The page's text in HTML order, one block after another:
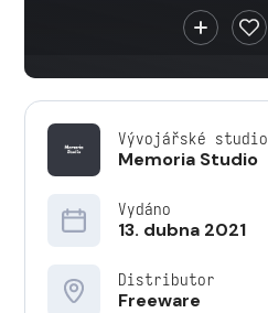
Vývojářské studio
Memoria Studio
Vydáno
13. dubna 2021
Distributor
Freeware